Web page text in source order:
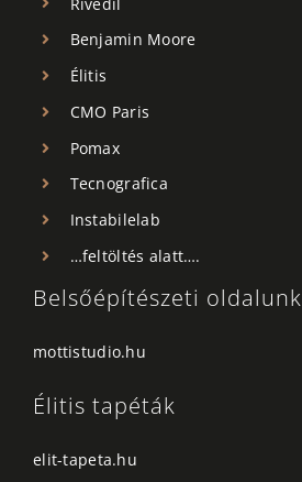
Benjamin Moore
Élitis
CMO Paris
Pomax
Tecnografica
Instabilelab
…feltöltés alatt….
Belsőépítészeti oldalunk
mottistudio.hu
Élitis tapéták
elit-tapeta.hu